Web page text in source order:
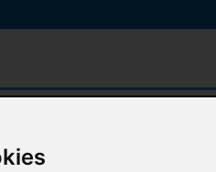
Introduzca su email y password: